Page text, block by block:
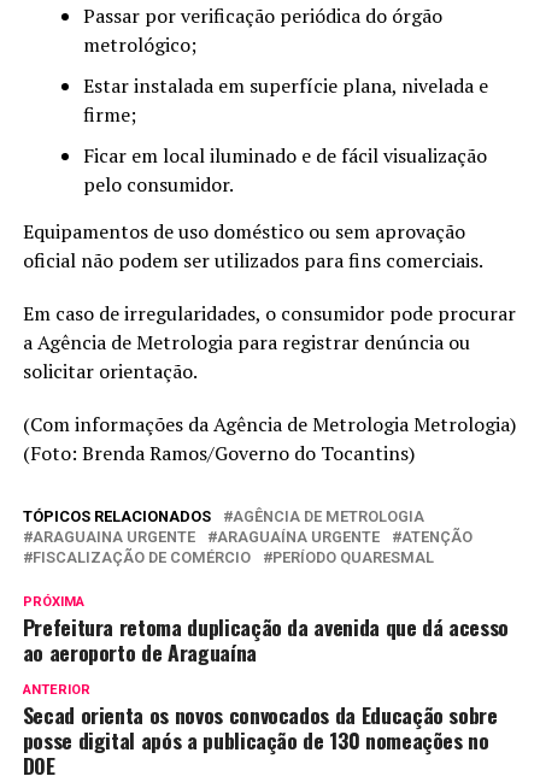
Passar por verificação periódica do órgão
metrológico;
Estar instalada em superfície plana, nivelada e
firme;
Ficar em local iluminado e de fácil visualização
pelo consumidor.
Equipamentos de uso doméstico ou sem aprovação
oficial não podem ser utilizados para fins comerciais.
Em caso de irregularidades, o consumidor pode procurar
a Agência de Metrologia para registrar denúncia ou
solicitar orientação.
(Com informações da Agência de Metrologia Metrologia)
(Foto: Brenda Ramos/Governo do Tocantins)
TÓPICOS RELACIONADOS
AGÊNCIA DE METROLOGIA
ARAGUAINA URGENTE
ARAGUAÍNA URGENTE
ATENÇÃO
FISCALIZAÇÃO DE COMÉRCIO
PERÍODO QUARESMAL
PRÓXIMA
Prefeitura retoma duplicação da avenida que dá acesso
ao aeroporto de Araguaína
ANTERIOR
Secad orienta os novos convocados da Educação sobre
posse digital após a publicação de 130 nomeações no
DOE